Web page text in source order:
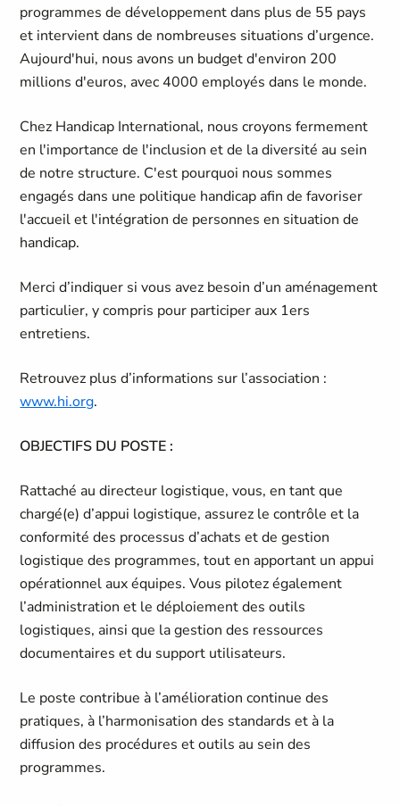
programmes de développement dans plus de 55 pays
et intervient dans de nombreuses situations d’urgence.
Aujourd'hui, nous avons un budget d'environ 200
millions d'euros, avec 4000 employés dans le monde.
Chez Handicap International, nous croyons fermement
en l'importance de l'inclusion et de la diversité au sein
de notre structure. C'est pourquoi nous sommes
engagés dans une politique handicap afin de favoriser
l'accueil et l'intégration de personnes en situation de
handicap.
Merci d’indiquer si vous avez besoin d’un aménagement
particulier, y compris pour participer aux 1ers
entretiens.
Retrouvez plus d’informations sur l’association :
www.hi.org.
OBJECTIFS DU POSTE :
Rattaché au directeur logistique, vous, en tant que
chargé(e) d’appui logistique, assurez le contrôle et la
conformité des processus d’achats et de gestion
logistique des programmes, tout en apportant un appui
opérationnel aux équipes. Vous pilotez également
l’administration et le déploiement des outils
logistiques, ainsi que la gestion des ressources
documentaires et du support utilisateurs.
Le poste contribue à l’amélioration continue des
pratiques, à l’harmonisation des standards et à la
diffusion des procédures et outils au sein des
programmes.